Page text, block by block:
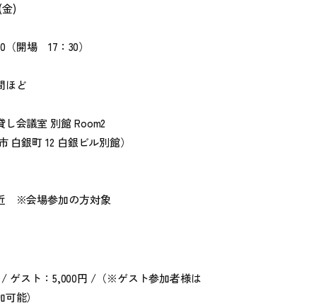
)
（開場 17：30）
ほど
会議室 別館 Room2
白銀町 12 白銀ビル別館）
※会場参加の方対象
/ ゲスト：5,000円 /（※ゲスト参加者様は
能）